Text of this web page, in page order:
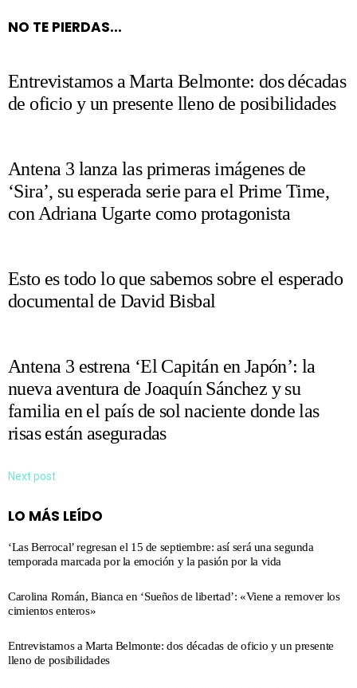
NO TE PIERDAS...
Entrevistamos a Marta Belmonte: dos décadas
de oficio y un presente lleno de posibilidades
Antena 3 lanza las primeras imágenes de
‘Sira’, su esperada serie para el Prime Time,
con Adriana Ugarte como protagonista
Esto es todo lo que sabemos sobre el esperado
documental de David Bisbal
Antena 3 estrena ‘El Capitán en Japón’: la
nueva aventura de Joaquín Sánchez y su
familia en el país de sol naciente donde las
risas están aseguradas
Next post
LO MÁS LEÍDO
‘Las Berrocal’ regresan el 15 de septiembre: así será una segunda
temporada marcada por la emoción y la pasión por la vida
Carolina Román, Bianca en ‘Sueños de libertad’: «Viene a remover los
cimientos enteros»
Entrevistamos a Marta Belmonte: dos décadas de oficio y un presente
lleno de posibilidades